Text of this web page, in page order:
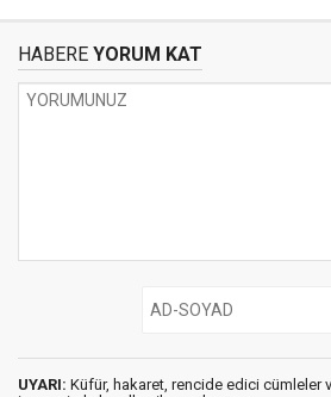
HABERE YORUM KAT
UYARI: Küfür, hakaret, rencide edici cümleler